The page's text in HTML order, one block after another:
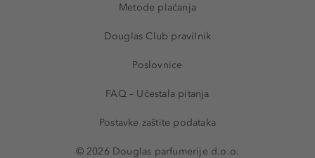
Metode plaćanja
Douglas Club pravilnik
Poslovnice
FAQ – Učestala pitanja
Postavke zaštite podataka
© 2026 Douglas parfumerije d.o.o.